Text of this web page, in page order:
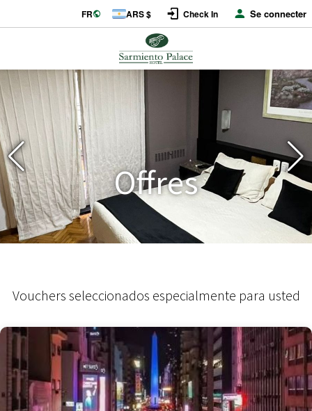
FR ARS $ Check In Se connecter
Offres
Vouchers seleccionados especialmente para usted